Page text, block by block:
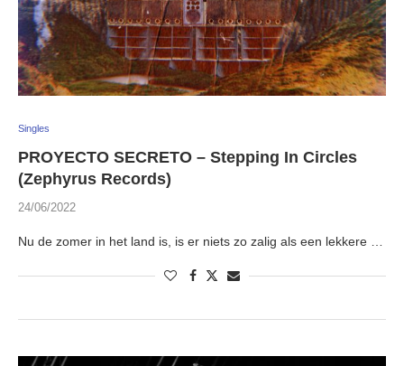
Singles
PROYECTO SECRETO – Stepping In Circles
(Zephyrus Records)
24/06/2022
Nu de zomer in het land is, is er niets zo zalig als een lekkere …